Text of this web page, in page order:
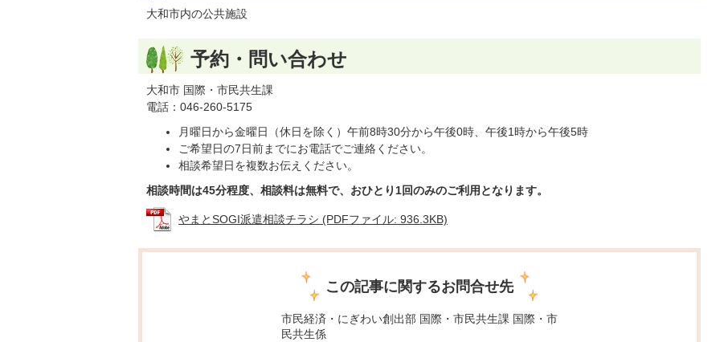
大和市内の公共施設
予約・問い合わせ
大和市 国際・市民共生課
電話：046-260-5175
月曜日から金曜日（休日を除く）午前8時30分から午後0時、午後1時から午後5時
ご希望日の7日前までにお電話でご連絡ください。
相談希望日を複数お伝えください。
相談時間は45分程度、相談料は無料で、おひとり1回のみのご利用となります。
やまとSOGI派遣相談チラシ (PDFファイル: 936.3KB)
この記事に関するお問合せ先
市民経済・にぎわい創出部 国際・市民共生課 国際・市
民共生係